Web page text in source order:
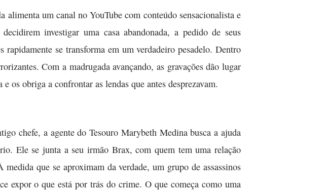
um canal no YouTube com conteúdo sensacionalista e
investigar uma casa abandonada, a pedido de seus
se transforma em um verdadeiro pesadelo. Dentro
Com a madrugada avançando, as gravações dão lugar
os obriga a confrontar as lendas que antes desprezavam.
chefe, a agente do Tesouro Marybeth Medina busca a ajuda
Ele se junta a seu irmão Brax, com quem tem uma relação
que se aproximam da verdade, um grupo de assassinos
expor o que está por trás do crime. O que começa como uma